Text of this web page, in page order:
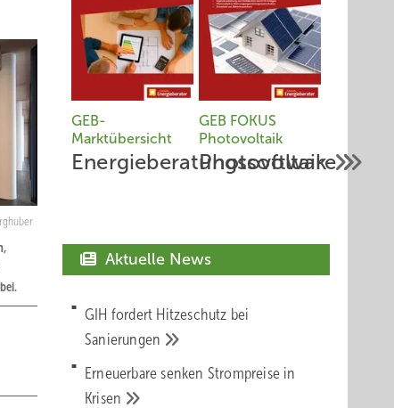
GEB-
Marktübersicht
Energieberatungssoftware
GEB FOKUS
Photovoltaik
Photovoltaik
Aktuelle News
GIH fordert Hitzeschutz bei
Sanierungen
Erneuerbare senken Strompreise in
Krisen